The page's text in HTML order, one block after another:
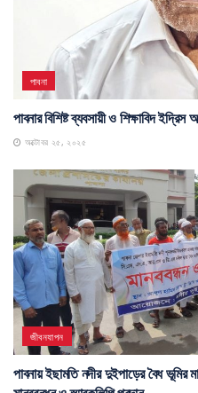
পাবনা
পাবনার বিশিষ্ট ব্যবসায়ী ও শিক্ষাবিদ
অক্টোবর ২৫, ২০২৫
জীবনযাপন
পাবনায় ইছামতি নদীর দুইপাড়ের বৈধ ভূমির